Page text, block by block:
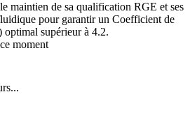
maintien de sa qualification RGE et ses
pour garantir un Coefficient de
optimal supérieur à 4.2.
moment